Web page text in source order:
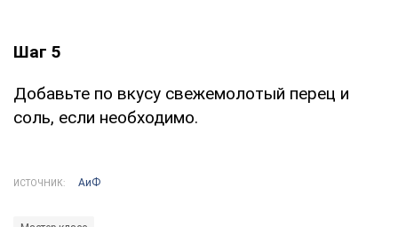
Шаг 5
Добавьте по вкусу свежемолотый перец и
соль, если необходимо.
ИСТОЧНИК: АиФ